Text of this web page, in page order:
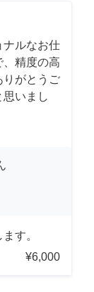
ナルなお仕
精度の高
りがとうご
いまし
す。
¥6,000